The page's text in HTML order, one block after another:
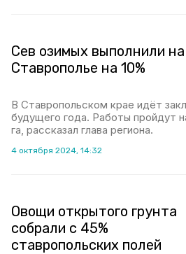
Сев озимых выполнили на
Ставрополье на 10%
В Ставропольском крае идёт
будущего года. Работы пройдут
га, рассказал глава региона.
4 октября 2024, 14:32
Овощи открытого грунта
собрали с 45%
ставропольских полей